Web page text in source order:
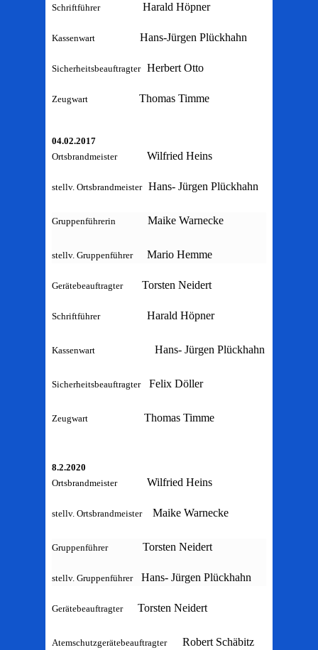
SchriftführerHarald Höpner
KassenwartHans-Jürgen Plückhahn
SicherheitsbeauftragterHerbert Otto
ZeugwartThomas Timme
04.02.2017
Ortsbrandmeister Wilfried Heins
stellv. OrtsbrandmeisterHans- Jürgen Plückhahn
Gruppenführerin Maike Warnecke
stellv. GruppenführerMario Hemme
GerätebeauftragterTorsten Neidert
SchriftführerHarald Höpner
Kassenwart Hans- Jürgen Plückhahn
SicherheitsbeauftragterFelix Döller
Zeugwart Thomas Timme
8.2.2020
Ortsbrandmeister Wilfried Heins
stellv. OrtsbrandmeisterMaike Warnecke
Gruppenführer Torsten Neidert
stellv. Gruppenführer Hans- Jürgen Plückhahn
GerätebeauftragterTorsten Neidert
Atemschutzgerätebeauftragter Robert Schäbitz